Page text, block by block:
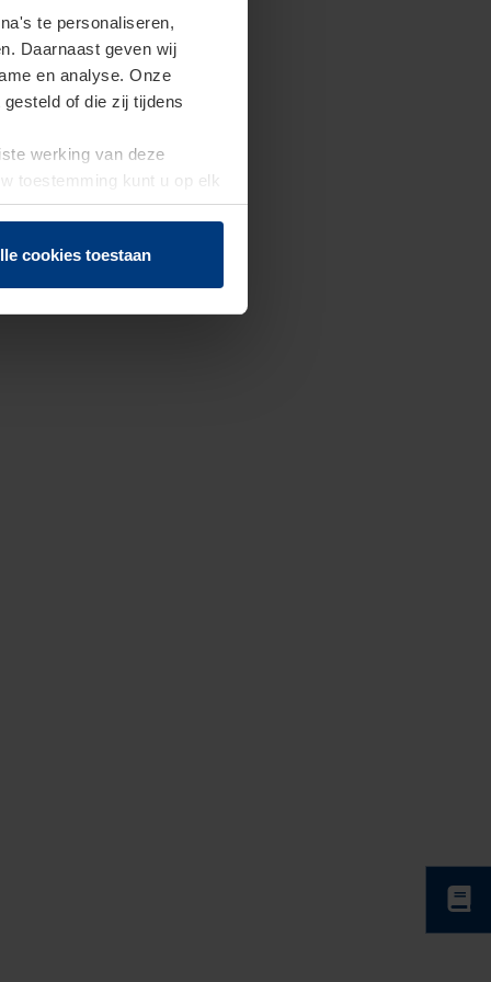
te personaliseren,
Daarnaast geven wij
en analyse. Onze
of die zij tijdens
werking van deze
toestemming kunt u op elk
herroepen.
cookies toestaan